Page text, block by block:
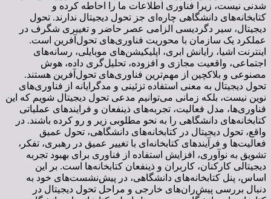
شدنی نیست، زیرا فناوری اطلاعات ما را احاطه کرده و
کتابخانه‌های دانشگاهی چاره‌ای جز تحول دیجیتال ندارند. تحول
دیجیتال، سیر دگردیسی الزامی عصر حاضر و تغییری شگرف در
عملکرد یک سازمان با محوریت فناوری‌های تحول‌آفرین است.
اینترنت اشیا، رایانش ابری، اپلیکیشن‌های موبایلی، رسانه‌های
اجتماعی، واقعیت مجازی و افزوده، تحلیل‌گری داده، هوش
مصنوعی و بلاکچین از مهم‌ترین فناوری‌های تحول‌آفرین هستند.
تحول دیجیتال به معنی استفاده تزئینی و مدگرایانه از فناوری‌های
نوین نیست، بلکه زمانی می‌توانیم مدعی تحول دیجیتال شویم که این
فناوری‌ها، مدل‌ فعالیت، تجربه‌های ذینفعان و فرایندهای عملیاتی
کتابخانه‌های دانشگاهی را به نحو مطلوبی زیر و رو کرده باشند. در
واقع، تحول دیجیتال در کتابخانه‌های دانشگاهی، تحول عمیق
فعالیت‌ها و فرآیندهای کتابخانه‌ای با تغییر عمیق در رهبری، تفکر،
تشویق به نوآوری، افزایش استفاده از فناوری برای بهبود تجربه
دیجیتالی کارکنان، کاربران و ذینفعان کتابخانه‌ها است. بر این
اساس، پنل کتابخانه‌های دانشگاهی، در پیش‌نشست‌های خود به
دنبال بررسی پیش‌ران‌های خارجی و مراحل تحول دیجیتال در